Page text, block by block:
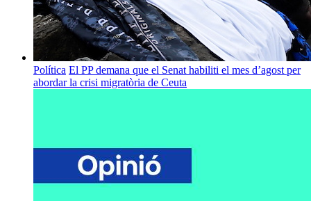
Política El PP demana que el Senat habiliti el mes d’agost per
abordar la crisi migratòria de Ceuta